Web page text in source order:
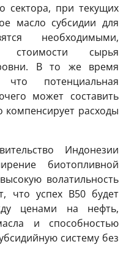
сектора, при текущих
масло субсидии для
необходимыми,
стоимости сырья
В то же время
что потенциальная
может составить
компенсирует расходы
Индонезии
биотопливной
волатильность
что успех B50 будет
ценами на нефть,
и способностью
систему без